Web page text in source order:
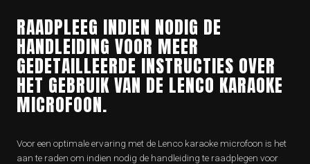
RAADPLEEG INDIEN NODIG DE
HANDLEIDING VOOR MEER
GEDETAILLEERDE INSTRUCTIES OVER
HET GEBRUIK VAN DE LENCO KARAOKE
MICROFOON.
Voor een optimale ervaring met de Lenco karaoke microfoon is het
aan te raden om indien nodig de handleiding te raadplegen voor